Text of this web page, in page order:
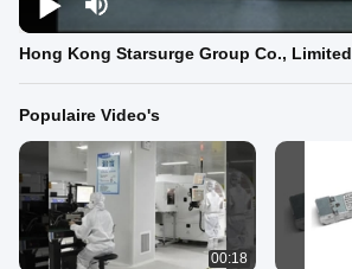
Hong Kong Starsurge Group Co., Limited
Populaire Video's
00:18